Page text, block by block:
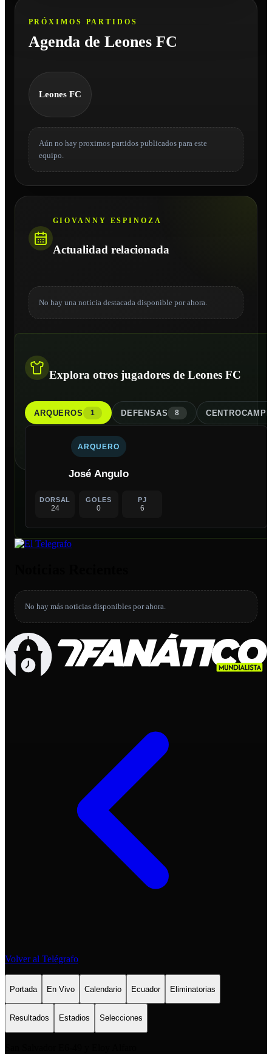
PRÓXIMOS PARTIDOS
Agenda de Leones FC
Leones FC
Aún no hay proximos partidos publicados para este
equipo.
GIOVANNY ESPINOZA
Actualidad relacionada
No hay una noticia destacada disponible por ahora.
Explora otros jugadores de Leones FC
ARQUEROS 1 DEFENSAS 8
ARQUERO
José Angulo
DORSAL
24
GOLES
0
PJ
6
No hay más noticias disponibles por ahora.
Volver al Telégrafo
Portada En Vivo Calendario Ecuador Eliminatorias
Resultados Estadios Selecciones